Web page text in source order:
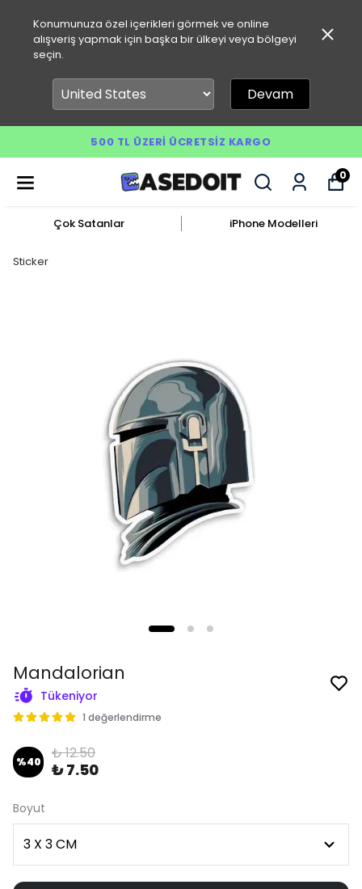
Konumunuza özel içerikleri görmek ve online
alışveriş yapmak için başka bir ülkeyi veya bölgeyi
seçin.
Devam
500 TL ÜZERI ÜCRETSIZ KARGO
0
Çok Satanlar iPhone Modelleri
Sticker
Mandalorian
Tükeniyor
1 değerlendirme
%40 ₺ 12.50
₺ 7.50
Boyut